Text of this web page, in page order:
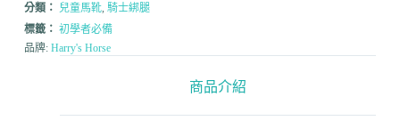
分類： 兒童馬靴, 騎士綁腿
標籤： 初學者必備
品牌: Harry's Horse
商品介紹